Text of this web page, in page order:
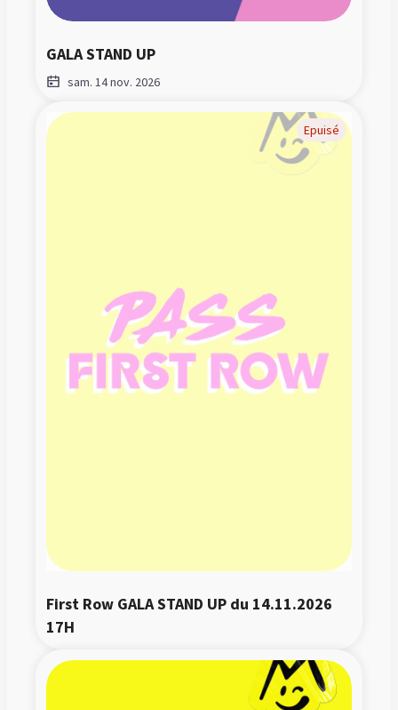
GALA STAND UP
sam. 14 nov. 2026
Epuisé
First Row GALA STAND UP du 14.11.2026
17H